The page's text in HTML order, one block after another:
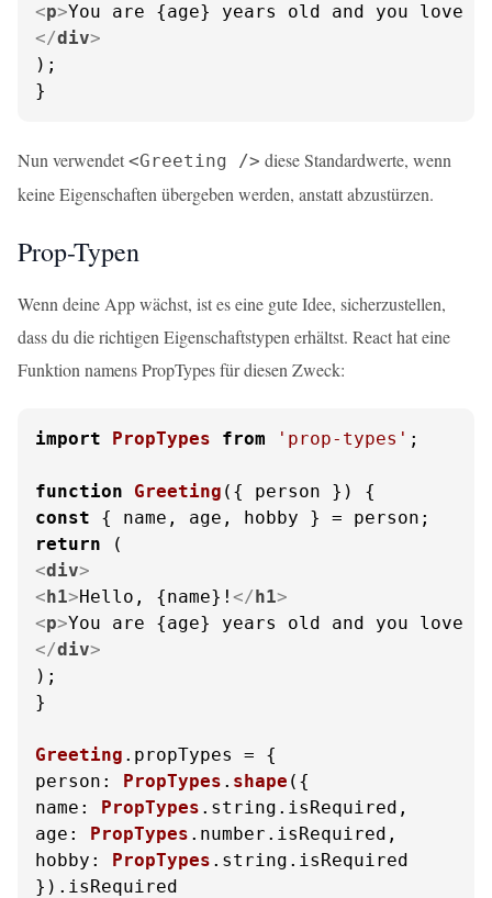
<p>You are {age} years old and you love
</div>
);
}
Nun verwendet <Greeting /> diese Standardwerte, wenn
keine Eigenschaften übergeben werden, anstatt abzustürzen.
Prop-Typen
Wenn deine App wächst, ist es eine gute Idee, sicherzustellen,
dass du die richtigen Eigenschaftstypen erhältst. React hat eine
Funktion namens PropTypes für diesen Zweck:
import PropTypes from 'prop-types' ;
function Greeting ( { person }
const
return
<div>
<h1>Hello, {name}! </h1>
<p>You are {age} years old and you love
</div>
);
}
Greeting . propTypes
person : PropTypes . shape
name : PropTypes . string . isRequired
age : PropTypes . number . isRequired
hobby : PropTypes . string . isRequired
}). isRequired